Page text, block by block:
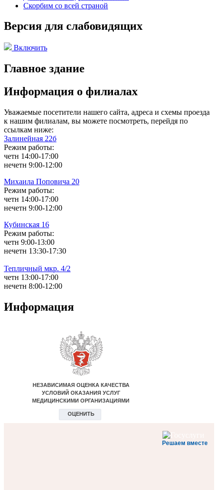
Скорбим со всей страной
Версия для слабовидящих
Включить
Главное здание
Информация о филиалах
Уважаемые посетители нашего сайта, адреса и схемы проезда
к нашим филиалам, вы можете посмотреть, перейдя по
ссылкам ниже:
Залинейная 22б
Режим работы:
четн 14:00-17:00
нечетн 9:00-12:00
Михаила Поповича 20
Режим работы:
четн 14:00-17:00
нечетн 9:00-12:00
Кубинская 16
Режим работы:
четн 9:00-13:00
нечетн 13:30-17:30
Тепличный мкр. 4/2
четн 13:00-17:00
нечетн 8:00-12:00
Информация
Решаем вместе